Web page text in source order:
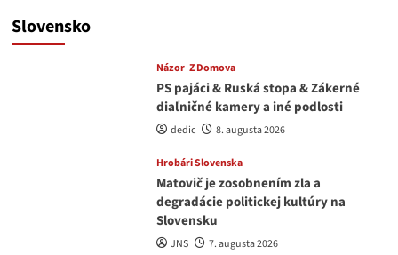
Slovensko
Názor Z Domova
PS pajáci & Ruská stopa & Zákerné
diaľničné kamery a iné podlosti
dedic 8. augusta 2026
Hrobári Slovenska
Matovič je zosobnením zla a
degradácie politickej kultúry na
Slovensku
JNS 7. augusta 2026